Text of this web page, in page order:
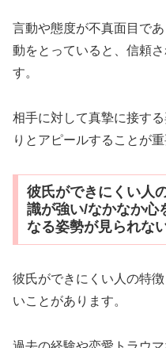
言動や態度が不真面目で
動をとっていると、信頼
す。
相手に対して真摯に接す
りとアピールすることが重
彼氏ができにくい人
識が強い/なかなか心
なる姿勢が見られな
彼氏ができにくい人の特
いことがあります。